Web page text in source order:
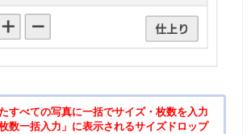
すべての写真に一括でサイズ・枚数を入力
数一括入力」に表示されるサイズドロップ